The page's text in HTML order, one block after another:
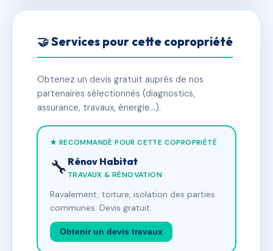
🤝 Services pour cette copropriété
Obtenez un devis gratuit auprès de nos
partenaires sélectionnés (diagnostics,
assurance, travaux, énergie…).
★ RECOMMANDÉ POUR CETTE COPROPRIÉTÉ
🔧 Rénov Habitat
TRAVAUX & RÉNOVATION
Ravalement, toiture, isolation des parties
communes. Devis gratuit.
Obtenir un devis travaux